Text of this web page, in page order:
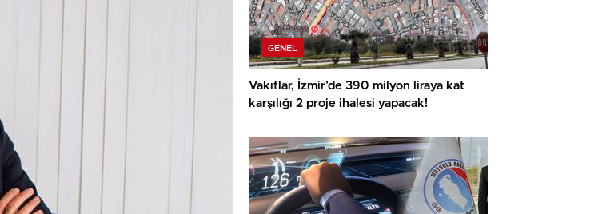
GENEL
Vakıflar, İzmir’de 390 milyon liraya kat
karşılığı 2 proje ihalesi yapacak!